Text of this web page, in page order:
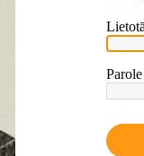
Parole